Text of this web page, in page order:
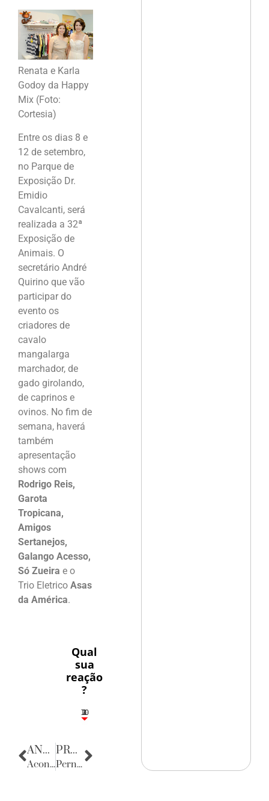
Renata e Karla
Godoy da Happy
Mix (Foto:
Cortesia)
Entre os dias 8 e
12 de setembro,
no Parque de
Exposição Dr.
Emidio
Cavalcanti, será
realizada a 32ª
Exposição de
Animais. O
secretário André
Quirino que vão
participar do
evento os
criadores de
cavalo
mangalarga
marchador, de
gado girolando,
de caprinos e
ovinos. No fim de
semana, haverá
também
apresentação
shows com
Rodrigo Reis,
Garota
Tropicana,
Amigos
Sertanejos,
Galango Acesso,
Só Zueira e o
Trio Eletrico Asas
da América.
Qual
sua
reação
?
3
1
1
2
10
ANTERIOR
Acontecências
PRÓXIMA
Pernambuco na Sapucai